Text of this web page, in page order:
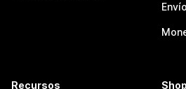
Recursos